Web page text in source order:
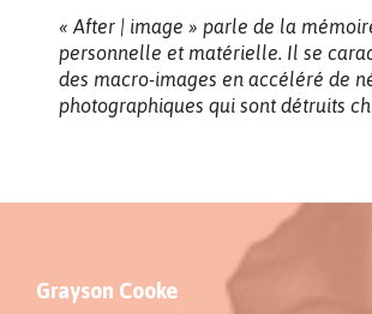
« After | image » parle de la
personnelle et matérielle. Il se
des macro-images en accéléré de
photographiques qui sont détruits
Grayson Cooke